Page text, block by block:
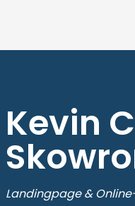
Kevin
Landingpage &